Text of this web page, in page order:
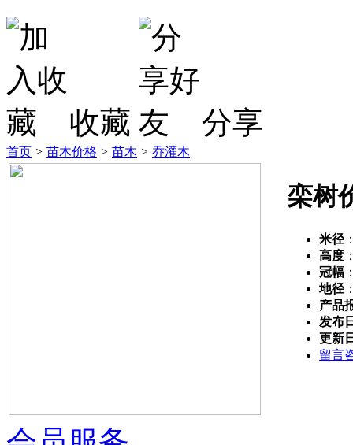
收藏 分享
首页 > 苗木价格 > 苗木 > 乔灌木
栾树
米径
高度
冠幅
地径
产品
发布
更新
留言